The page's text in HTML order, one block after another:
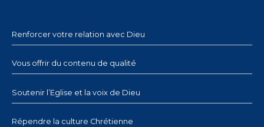
Renforcer votre relation avec Dieu
Vous offrir du contenu de qualité
Soutenir l’Eglise et la voix de Dieu
Répendre la culture Chrétienne